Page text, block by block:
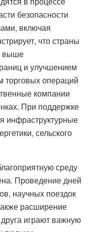
безопасности
включая
что страны
выше
и улучшением
торговых операций
компании
При поддержке
инфраструктурные
сельского
среду
Проведение дней
научных поездок
расширение
друга играют важную